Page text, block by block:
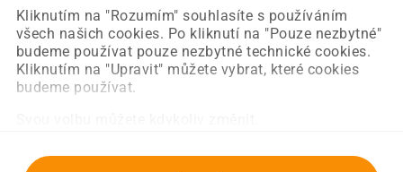
Kliknutím na "Rozumím" souhlasíte s používáním
všech našich cookies. Po kliknutí na "Pouze nezbytné"
budeme používat pouze nezbytné technické cookies.
Kliknutím na "Upravit" můžete vybrat, které cookies
budeme používat.
Obnovit stránku Úvodní strana